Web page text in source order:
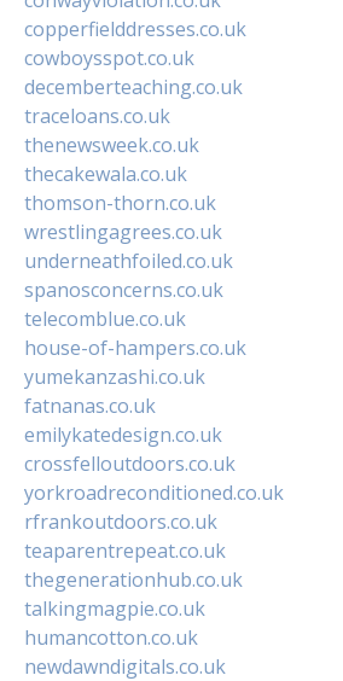
copperfielddresses.co.uk
cowboysspot.co.uk
decemberteaching.co.uk
traceloans.co.uk
thenewsweek.co.uk
thecakewala.co.uk
thomson-thorn.co.uk
wrestlingagrees.co.uk
underneathfoiled.co.uk
spanosconcerns.co.uk
telecomblue.co.uk
house-of-hampers.co.uk
yumekanzashi.co.uk
fatnanas.co.uk
emilykatedesign.co.uk
crossfelloutdoors.co.uk
yorkroadreconditioned.co.uk
rfrankoutdoors.co.uk
teaparentrepeat.co.uk
thegenerationhub.co.uk
talkingmagpie.co.uk
humancotton.co.uk
newdawndigitals.co.uk